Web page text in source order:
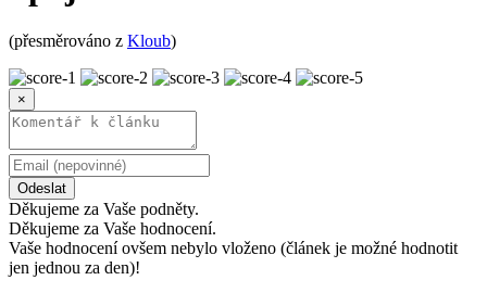
(přesměrováno z Kloub)
×
Odeslat
Děkujeme za Vaše podněty.
Děkujeme za Vaše hodnocení.
Vaše hodnocení ovšem nebylo vloženo (článek je možné hodnotit
jen jednou za den)!